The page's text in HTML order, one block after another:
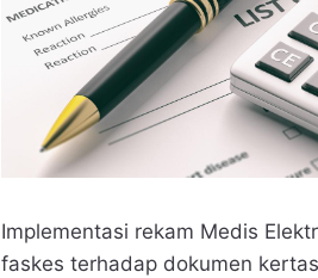
Implementasi rekam Medis
faskes terhadap dokumen